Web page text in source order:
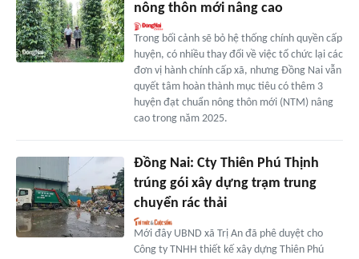
nông thôn mới nâng cao
Trong bối cảnh sẽ bỏ hệ thống chính quyền cấp
huyện, có nhiều thay đổi về việc tổ chức lại các
đơn vị hành chính cấp xã, nhưng Đồng Nai vẫn
quyết tâm hoàn thành mục tiêu có thêm 3
huyện đạt chuẩn nông thôn mới (NTM) nâng
cao trong năm 2025.
Đồng Nai: Cty Thiên Phú Thịnh
trúng gói xây dựng trạm trung
chuyển rác thải
Mới đây UBND xã Trị An đã phê duyệt cho
Công ty TNHH thiết kế xây dựng Thiên Phú